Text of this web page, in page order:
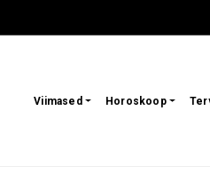
Viimased Horoskoop